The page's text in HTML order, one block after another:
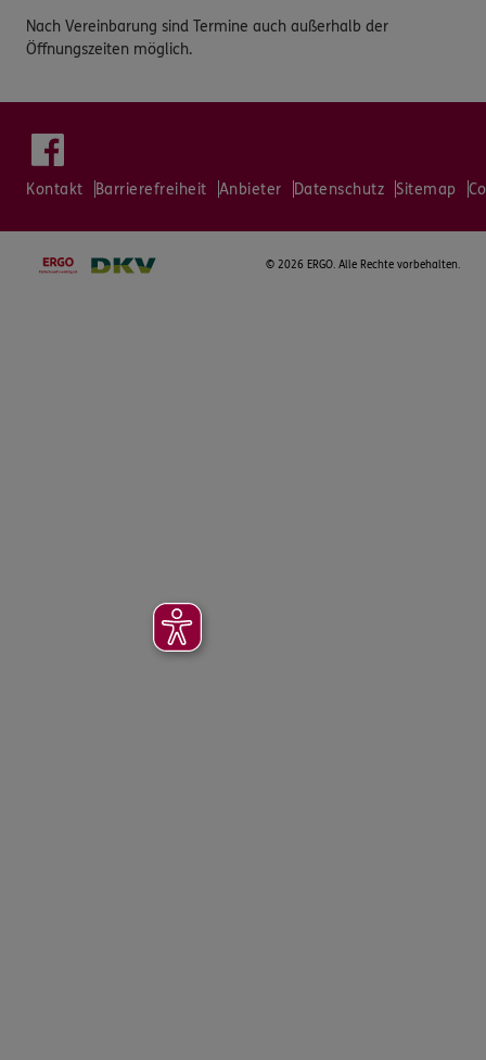
Nach Vereinbarung sind Termine auch außerhalb der
Öffnungszeiten möglich.
Kontakt Barrierefreiheit Anbieter Datenschutz Sitemap
© 2026 ERGO. Alle Rechte vorbehalten.